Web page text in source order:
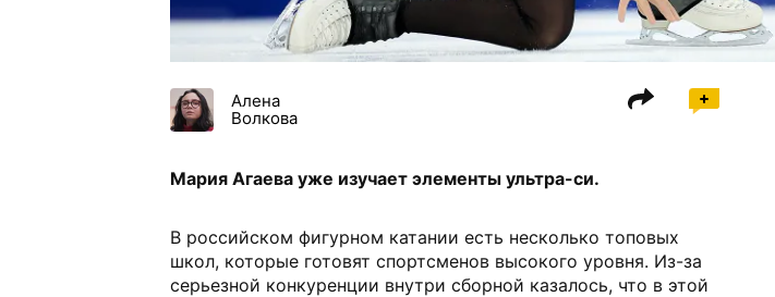
Алена
Волкова
Мария Агаева уже изучает элементы ультра-си.
В российском фигурном катании есть несколько топовых
школ, которые готовят спортсменов высокого уровня. Из-за
серьезной конкуренции внутри сборной казалось, что в этой